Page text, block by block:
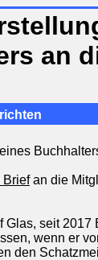
an
Briefan die
seit
wenn er
den